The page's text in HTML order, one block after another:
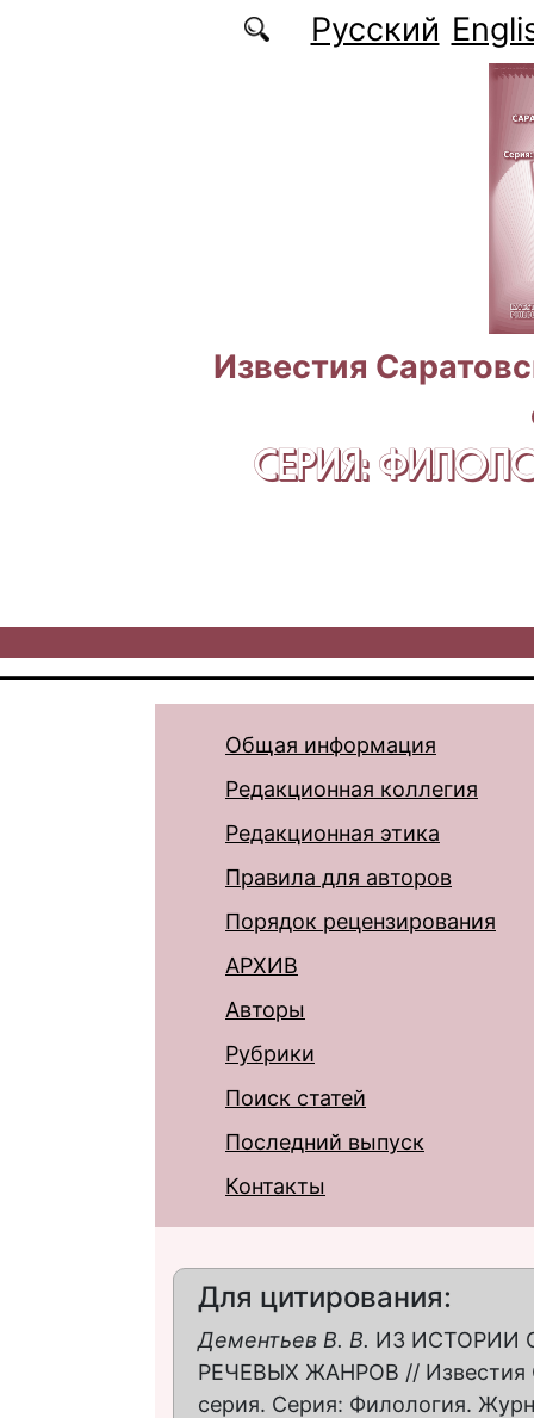
Перейти к основному содержаниюРусский
Известия
СЕРИЯ:
Общая информация
Редакционная коллегия
Редакционная этика
Правила для авторов
Порядок рецензирования
АРХИВ
Авторы
Рубрики
Поиск статей
Последний выпуск
Контакты
Для цитирования:
Дементьев В. В. ИЗ ИСТОРИИ
РЕЧЕВЫХ ЖАНРОВ // Известия
серия. Серия: Филология.